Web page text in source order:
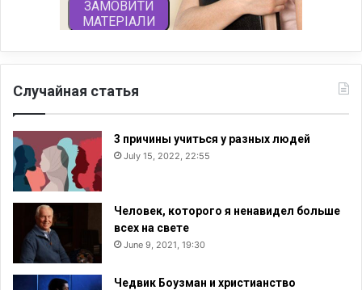
Случайная статья
3 причины учиться у разных людей
July 15, 2022, 22:55
Человек, которого я ненавидел больше
всех на свете
June 9, 2021, 19:30
Чедвик Боузман и христианство